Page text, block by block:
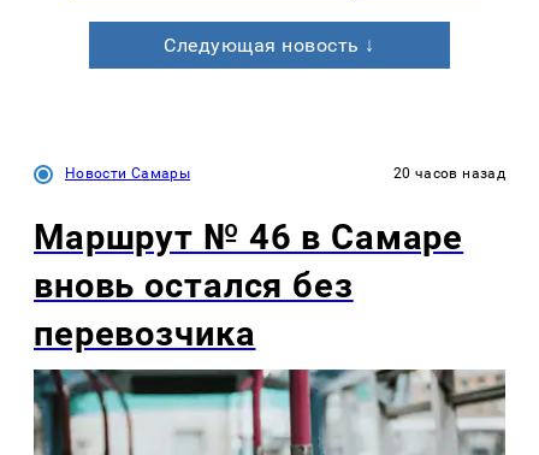
Следующая новость ↓
Новости Самары 20 часов назад
Маршрут № 46 в Самаре
вновь остался без
перевозчика